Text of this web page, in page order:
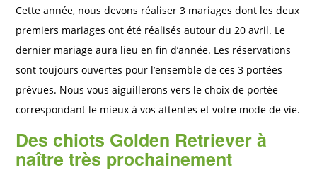
Cette année, nous devons réaliser 3 mariages dont les deux
premiers mariages ont été réalisés autour du 20 avril. Le
dernier mariage aura lieu en fin d’année. Les réservations
sont toujours ouvertes pour l’ensemble de ces 3 portées
prévues. Nous vous aiguillerons vers le choix de portée
correspondant le mieux à vos attentes et votre mode de vie.
Des chiots Golden Retriever à
naître très prochainement